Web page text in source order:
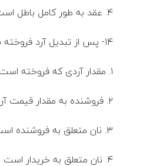
۴. عقد به طور کامل باطل است، اما خریدار می‌تواند ثمن را مسترد کند.
۱۴- پس از تبدیل آرد فروخته شده به نان، عقد بیع اقاله می‌شود. فروشنده مستحق چه چیزی است؟
۱. مقدار آردی که فروخته است.
۲. فروشنده به مقدار قیمت آرد، در نان تولید شده شریک خریدار است.
٣. نان متعلق به فروشنده است و وی باید اجرت پختن آن را به خریدار بدهد.
۴. نان متعلق به خریدار است و فروشنده مستحق قیمت آن است.